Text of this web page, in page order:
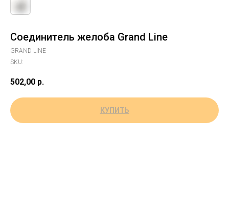
Соединитель желоба Grand Line
GRAND LINE
SKU:
502,00 р.
КУПИТЬ